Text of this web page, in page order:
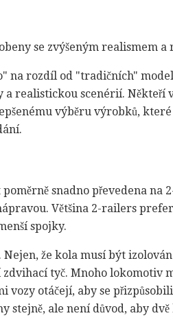
se zvýšeným realismem a
na rozdíl od "tradičních"
realistickou scenérií. Někteří
výběru výrobků,
snadno převedena na
Většina 2-railers
spojky.
že kola musí být
tyč. Mnoho lokomotiv
otáčejí, aby se
stejně, ale není důvod, aby